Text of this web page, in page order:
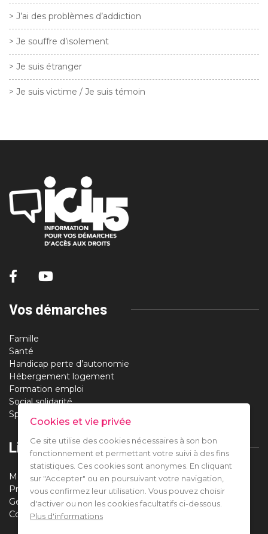
> J’ai des problèmes d’addiction
> Je souffre d’isolement
> Je suis étranger
> Je suis victime / Je suis témoin
Vos démarches
Famille
Santé
Handicap perte d’autonomie
Hébergement logement
Formation emploi
Social solidarité
Sport santé loisirs
Liens utiles
Mentions légales
Protection des données
Gestion des cookies
Contact
Cookies et vie privée
Ce site utilise des cookies nécessaires à son bon
fonctionnement et permettant votre suivi à des fins
statistiques. Ces cookies sont anonymes. En cliquant
sur "Accepter" ou en poursuivant votre navigation,
vous confirmez leur utilisation. Vous pouvez choisir
d'activer ou non les cookies facultatifs ci-dessous.
Plus d'informations